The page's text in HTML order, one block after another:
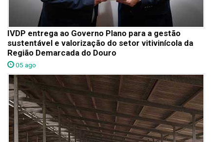
IVDP entrega ao Governo Plano para a gestão
sustentável e valorização do setor vitivinícola da
Região Demarcada do Douro
05 ago